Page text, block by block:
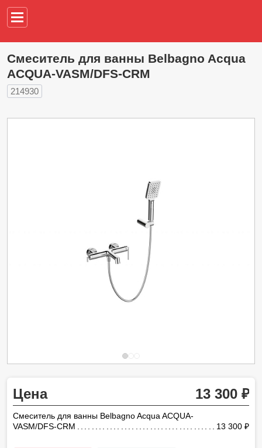
Смеситель для ванны Belbagno Acqua
ACQUA-VASM/DFS-CRM
214930
Цена 13 300
Смеситель для ванны Belbagno Acqua ACQUA-
VASM/DFS-CRM
13 300